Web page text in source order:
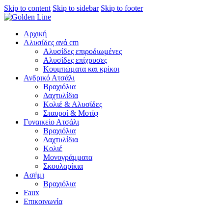
Skip to content Skip to sidebar Skip to footer
Αρχική
Αλυσίδες ανά cm
Αλυσίδες επιροδιωμένες
Αλυσίδες επίχρυσες
Κουμπώματα και κρίκοι
Ανδρικό Ατσάλι
Βραχιόλια
Δαχτυλίδια
Κολιέ & Αλυσίδες
Σταυροί & Μοτίφ
Γυναικείο Ατσάλι
Βραχιόλια
Δαχτυλίδια
Κολιέ
Μονογράμματα
Σκουλαρίκια
Ασήμι
Βραχιόλια
Faux
Επικοινωνία